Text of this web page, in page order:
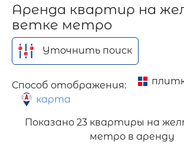
Аренда квартир на
ветке метро
Уточнить поиск
Способ отображения:
карта
Показано 23 квартиры на
метро в аренду